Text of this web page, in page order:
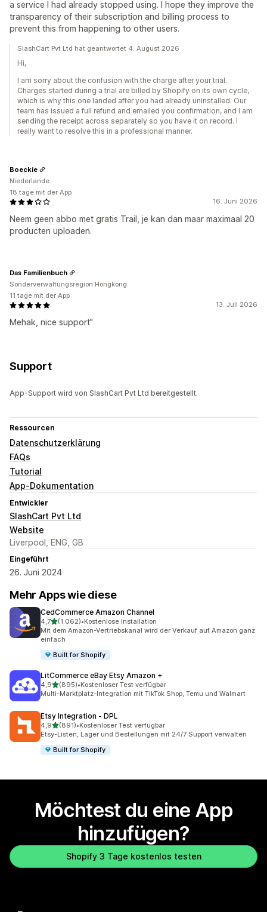
a service I had already stopped using. I hope they improve the
transparency of their subscription and billing process to
prevent this from happening to other users.
SlashCart Pvt Ltd hat geantwortet 4. August 2026
Hi,
I am sorry about the confusion with the charge after your trial.
Charges started during a trial are billed by Shopify on its own cycle,
which is why this one landed after you had already uninstalled. Our
team has issued a full refund and emailed you confirmation, and I am
sending the receipt across separately so you have it on record. I
really want to resolve this in a professional manner.
16. Juni 2026
Neem geen abbo met gratis Trail, je kan dan maar maximaal 20
producten uploaden.
Boeckie
Niederlande
18 tage mit der App
13. Juli 2026
Mehak, nice support"
Das Familienbuch
Sonderverwaltungsregion Hongkong
11 tage mit der App
Support
App-Support wird von SlashCart Pvt Ltd bereitgestellt.
Ressourcen
Datenschutzerklärung
FAQs
Tutorial
App-Dokumentation
Entwickler
SlashCart Pvt Ltd
Website
Liverpool, ENG, GB
Eingeführt
26. Juni 2024
Mehr Apps wie diese
CedCommerce Amazon Channel
4,7von 5 Sternen
(1.062)
1062 Rezensionen insgesamt
•Kostenlose Installation
Mit dem Amazon-Vertriebskanal wird der Verkauf auf Amazon ganz
einfach
Built for Shopify
LitCommerce eBay Etsy Amazon +
4,9von 5 Sternen
(895)
895 Rezensionen insgesamt
•Kostenloser Test verfügbar
Multi-Marktplatz-Integration mit TikTok Shop, Temu und Walmart
Etsy Integration ‑ DPL
4,9von 5 Sternen
(891)
891 Rezensionen insgesamt
•Kostenloser Test verfügbar
Etsy-Listen, Lager und Bestellungen mit 24/7 Support verwalten
Built for Shopify
Möchtest du eine App
hinzufügen?
Shopify 3 Tage kostenlos testen